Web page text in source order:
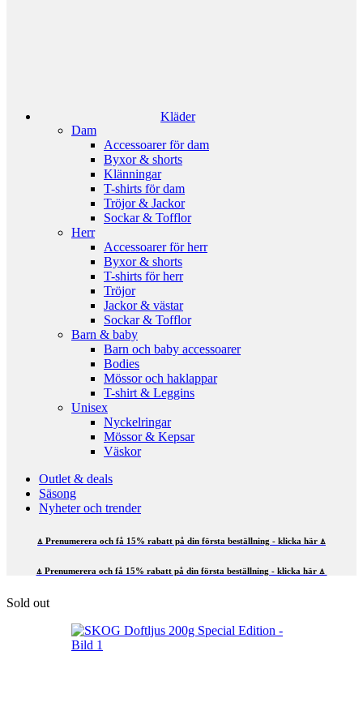
Kläder
Dam
Accessoarer för dam
Byxor & shorts
Klänningar
T-shirts för dam
Tröjor & Jackor
Sockar & Tofflor
Herr
Accessoarer för herr
Byxor & shorts
T-shirts för herr
Tröjor
Jackor & västar
Sockar & Tofflor
Barn & baby
Barn och baby accessoarer
Bodies
Mössor och haklappar
T-shirt & Leggins
Unisex
Nyckelringar
Mössor & Kepsar
Väskor
Outlet & deals
Säsong
Nyheter och trender
⍋ Prenumerera och få 15% rabatt på din första beställning - klicka här ⍋
⍋ Prenumerera och få 15% rabatt på din första beställning - klicka här ⍋
Sold out